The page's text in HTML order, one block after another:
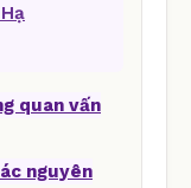
quan vấn
nguyên